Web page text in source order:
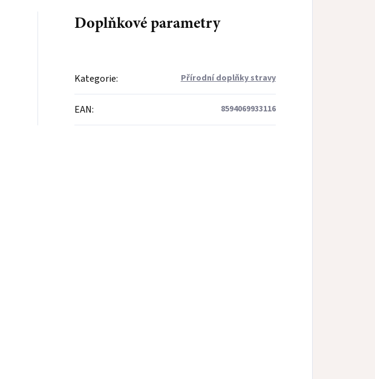
Doplňkové parametry
Kategorie: Přírodní doplňky stravy
EAN: 8594069933116